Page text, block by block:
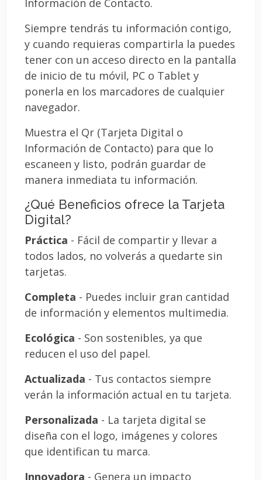
Información de Contacto.
Siempre tendrás tu información contigo,
y cuando requieras compartirla la puedes
tener con un acceso directo en la pantalla
de inicio de tu móvil, PC o Tablet y
ponerla en los marcadores de cualquier
navegador.
Muestra el Qr (Tarjeta Digital o
Información de Contacto) para que lo
escaneen y listo, podrán guardar de
manera inmediata tu información.
¿Qué Beneficios ofrece la Tarjeta
Digital?
Práctica - Fácil de compartir y llevar a
todos lados, no volverás a quedarte sin
tarjetas.
Completa - Puedes incluir gran cantidad
de información y elementos multimedia.
Ecológica - Son sostenibles, ya que
reducen el uso del papel.
Actualizada - Tus contactos siempre
verán la información actual en tu tarjeta.
Personalizada - La tarjeta digital se
diseña con el logo, imágenes y colores
que identifican tu marca.
Innovadora - Genera un impacto